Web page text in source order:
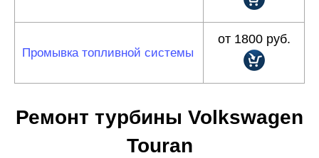
Промывка топливной системы
от 1800 руб.
Ремонт турбины Volkswagen
Touran